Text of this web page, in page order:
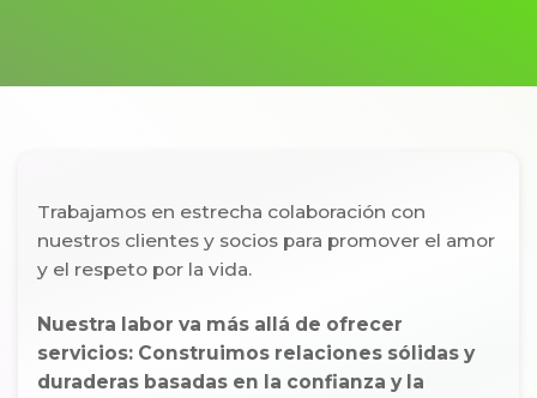
Trabajamos en estrecha colaboración con
nuestros clientes y socios para promover el amor
y el respeto por la vida.
Nuestra labor va más allá de ofrecer
servicios: Construimos relaciones sólidas y
duraderas basadas en la confianza y la